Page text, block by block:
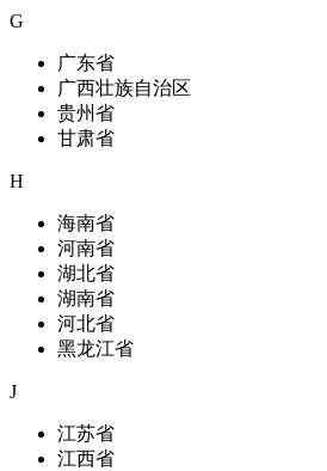
G
广东省
广西壮族自治区
贵州省
甘肃省
H
海南省
河南省
湖北省
湖南省
河北省
黑龙江省
J
江苏省
江西省